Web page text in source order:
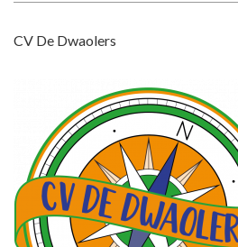
CV De Dwaolers